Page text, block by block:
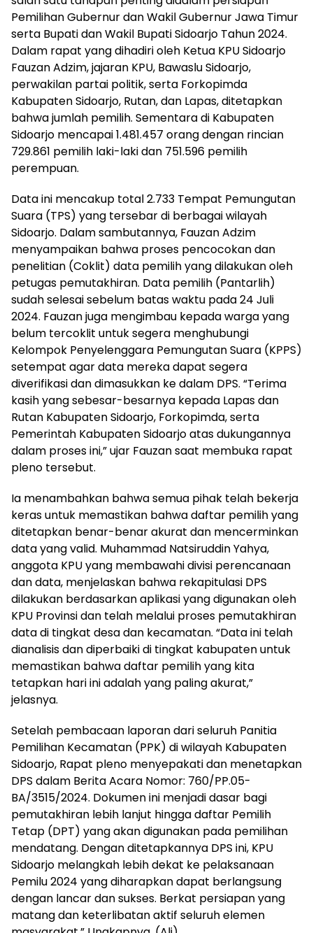
Pemilihan Gubernur dan Wakil Gubernur Jawa Timur
serta Bupati dan Wakil Bupati Sidoarjo Tahun 2024.
Dalam rapat yang dihadiri oleh Ketua KPU Sidoarjo
Fauzan Adzim, jajaran KPU, Bawaslu Sidoarjo,
perwakilan partai politik, serta Forkopimda
Kabupaten Sidoarjo, Rutan, dan Lapas, ditetapkan
bahwa jumlah pemilih. Sementara di Kabupaten
Sidoarjo mencapai 1.481.457 orang dengan rincian
729.861 pemilih laki-laki dan 751.596 pemilih
perempuan.
Data ini mencakup total 2.733 Tempat Pemungutan
Suara (TPS) yang tersebar di berbagai wilayah
Sidoarjo. Dalam sambutannya, Fauzan Adzim
menyampaikan bahwa proses pencocokan dan
penelitian (Coklit) data pemilih yang dilakukan oleh
petugas pemutakhiran. Data pemilih (Pantarlih)
sudah selesai sebelum batas waktu pada 24 Juli
2024. Fauzan juga mengimbau kepada warga yang
belum tercoklit untuk segera menghubungi
Kelompok Penyelenggara Pemungutan Suara (KPPS)
setempat agar data mereka dapat segera
diverifikasi dan dimasukkan ke dalam DPS. “Terima
kasih yang sebesar-besarnya kepada Lapas dan
Rutan Kabupaten Sidoarjo, Forkopimda, serta
Pemerintah Kabupaten Sidoarjo atas dukungannya
dalam proses ini,” ujar Fauzan saat membuka rapat
pleno tersebut.
Ia menambahkan bahwa semua pihak telah bekerja
keras untuk memastikan bahwa daftar pemilih yang
ditetapkan benar-benar akurat dan mencerminkan
data yang valid. Muhammad Natsiruddin Yahya,
anggota KPU yang membawahi divisi perencanaan
dan data, menjelaskan bahwa rekapitulasi DPS
dilakukan berdasarkan aplikasi yang digunakan oleh
KPU Provinsi dan telah melalui proses pemutakhiran
data di tingkat desa dan kecamatan. “Data ini telah
dianalisis dan diperbaiki di tingkat kabupaten untuk
memastikan bahwa daftar pemilih yang kita
tetapkan hari ini adalah yang paling akurat,”
jelasnya.
Setelah pembacaan laporan dari seluruh Panitia
Pemilihan Kecamatan (PPK) di wilayah Kabupaten
Sidoarjo, Rapat pleno menyepakati dan menetapkan
DPS dalam Berita Acara Nomor: 760/PP.05-
BA/3515/2024. Dokumen ini menjadi dasar bagi
pemutakhiran lebih lanjut hingga daftar Pemilih
Tetap (DPT) yang akan digunakan pada pemilihan
mendatang. Dengan ditetapkannya DPS ini, KPU
Sidoarjo melangkah lebih dekat ke pelaksanaan
Pemilu 2024 yang diharapkan dapat berlangsung
dengan lancar dan sukses. Berkat persiapan yang
matang dan keterlibatan aktif seluruh elemen